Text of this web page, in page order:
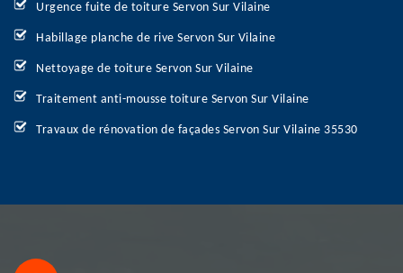
Urgence fuite de toiture Servon Sur Vilaine
Habillage planche de rive Servon Sur Vilaine
Nettoyage de toiture Servon Sur Vilaine
Traitement anti-mousse toiture Servon Sur Vilaine
Travaux de rénovation de façades Servon Sur Vilaine 35530